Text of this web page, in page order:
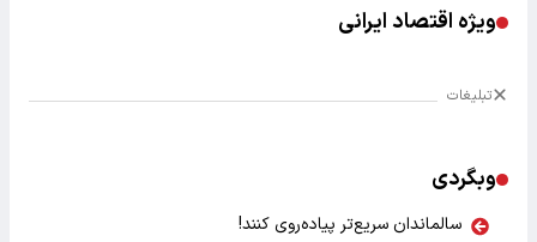
ویژه اقتصاد ایرانی
تبلیغات
وبگردی
سالماندان سریع‌تر پیاده‌روی کنند!